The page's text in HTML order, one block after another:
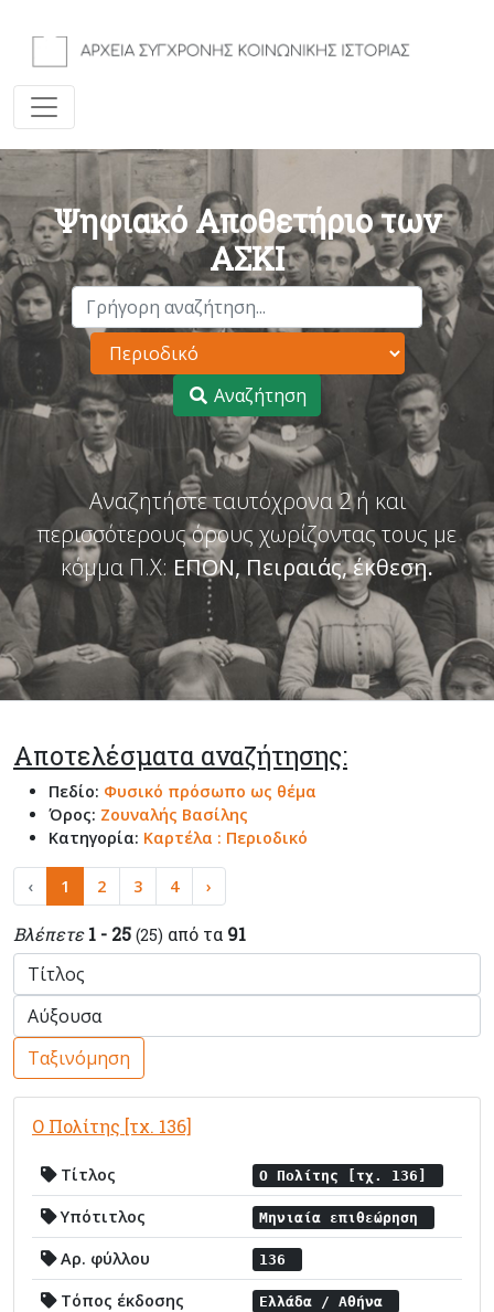
Ψηφιακό Αποθετήριο των
ΑΣΚΙ
Αναζήτηση
Αναζητήστε ταυτόχρονα 2 ή και
περισσότερους όρους χωρίζοντας τους με
κόμμα Π.Χ: ΕΠΟΝ, Πειραιάς, έκθεση.
Αποτελέσματα αναζήτησης:
Πεδίο: Φυσικό πρόσωπο ως θέμα
Όρος: Ζουναλής Βασίλης
Κατηγορία: Καρτέλα : Περιοδικό
‹ 1 2 3 4 ›
Βλέπετε 1 - 25 (25) από τα 91
Ταξινόμηση
Ο Πολίτης [τχ. 136]
Τίτλος Ο Πολίτης [τχ. 136]
Υπότιτλος Μηνιαία επιθεώρηση
Αρ. φύλλου 136
Τόπος έκδοσης Ελλάδα / Αθήνα